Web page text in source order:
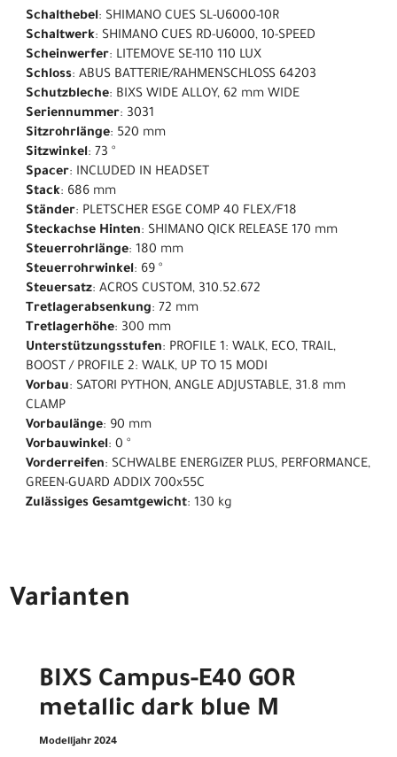
Schalthebel: SHIMANO CUES SL-U6000-10R
Schaltwerk: SHIMANO CUES RD-U6000, 10-SPEED
Scheinwerfer: LITEMOVE SE-110 110 LUX
Schloss: ABUS BATTERIE/RAHMENSCHLOSS 64203
Schutzbleche: BIXS WIDE ALLOY, 62 mm WIDE
Seriennummer: 3031
Sitzrohrlänge: 520 mm
Sitzwinkel: 73 °
Spacer: INCLUDED IN HEADSET
Stack: 686 mm
Ständer: PLETSCHER ESGE COMP 40 FLEX/F18
Steckachse Hinten: SHIMANO QICK RELEASE 170 mm
Steuerrohrlänge: 180 mm
Steuerrohrwinkel: 69 °
Steuersatz: ACROS CUSTOM, 310.52.672
Tretlagerabsenkung: 72 mm
Tretlagerhöhe: 300 mm
Unterstützungsstufen: PROFILE 1: WALK, ECO, TRAIL,
BOOST / PROFILE 2: WALK, UP TO 15 MODI
Vorbau: SATORI PYTHON, ANGLE ADJUSTABLE, 31.8 mm
CLAMP
Vorbaulänge: 90 mm
Vorbauwinkel: 0 °
Vorderreifen: SCHWALBE ENERGIZER PLUS, PERFORMANCE,
GREEN-GUARD ADDIX 700x55C
Zulässiges Gesamtgewicht: 130 kg
Varianten
BIXS Campus-E40 GOR
metallic dark blue M
Modelljahr 2024